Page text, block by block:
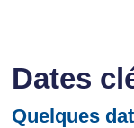
Dates
Quelques